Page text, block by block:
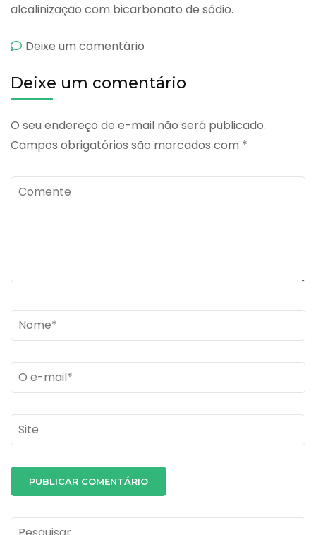
alcalinização com bicarbonato de sódio.
Deixe um comentário
Deixe um comentário
O seu endereço de e-mail não será publicado.
Campos obrigatórios são marcados com *
Comente
Name*
Email *
Site
Pesquisar